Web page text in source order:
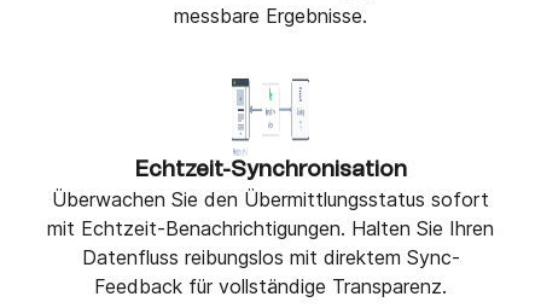
messbare Ergebnisse.
Echtzeit-Synchronisation
Überwachen Sie den Übermittlungsstatus sofort
mit Echtzeit-Benachrichtigungen. Halten Sie Ihren
Datenfluss reibungslos mit direktem Sync-
Feedback für vollständige Transparenz.